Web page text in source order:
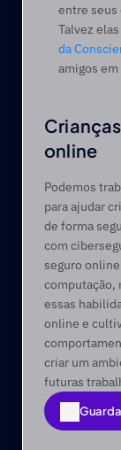
entre seus
Talvez
da
amigos
online
Podemos
para ajudar
de forma
com
seguro
computação,
essas
online e
criar um
futuras